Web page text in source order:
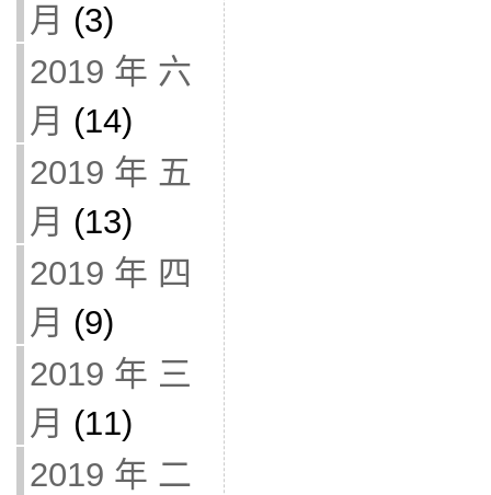
月 (3)
2019 年 六
月 (14)
2019 年 五
月 (13)
2019 年 四
月 (9)
2019 年 三
月 (11)
2019 年 二